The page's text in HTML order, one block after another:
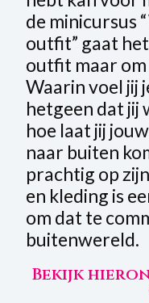
de minicursus
outfit” gaat
outfit maar om
Waarin voel jij
hetgeen dat
hoe laat jij
naar buiten
prachtig op
en kleding is
om dat te
buitenwereld.
Bekijk